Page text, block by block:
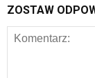
ZOSTAW